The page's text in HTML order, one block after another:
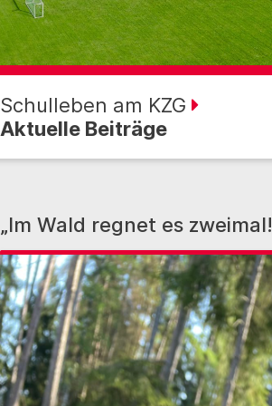
Schulleben am KZG
Aktuelle Beiträge
„Im Wald regnet es